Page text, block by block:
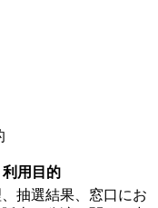
利用目的
抽選結果、窓口にお